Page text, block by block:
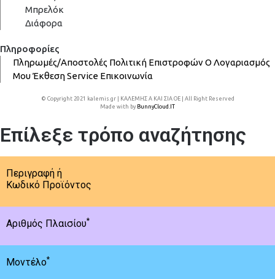
Μπρελόκ
Διάφορα
Πληροφορίες
Πληρωμές/Αποστολές Πολιτική ΕπιστροφώνΟ Λογαριασμός
ΜουΈκθεσηService Επικοινωνία
© Copyright 2021 kalemis.gr | ΚΑΛΕΜΗΣ Α ΚΑΙ ΣΙΑ ΟΕ | All Right Reserved
Made with by BunnyCloud.IT
Επίλεξε τρόπο αναζήτησης
Περιγραφή ή
Κωδικό Προϊόντος
Αριθμός Πλαισίου*
Μοντέλο*